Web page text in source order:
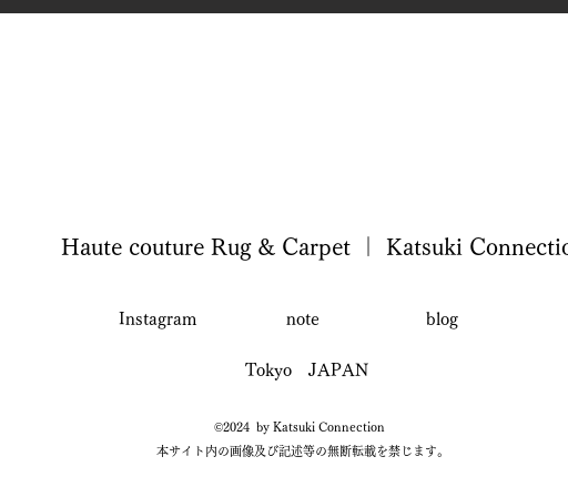
Haute couture Rug & Carpet ｜ Katsuki
Instagram note blog
Tokyo JAPAN
©2024 by Katsuki Connection
本サイト内の画像及び記述等の無断転載を禁じます。